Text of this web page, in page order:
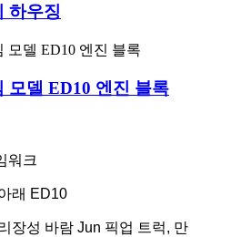
하우징
모델 ED10 엔진 블록
워크
래 ED10
장성 바람 Jun 픽업 트럭, 만